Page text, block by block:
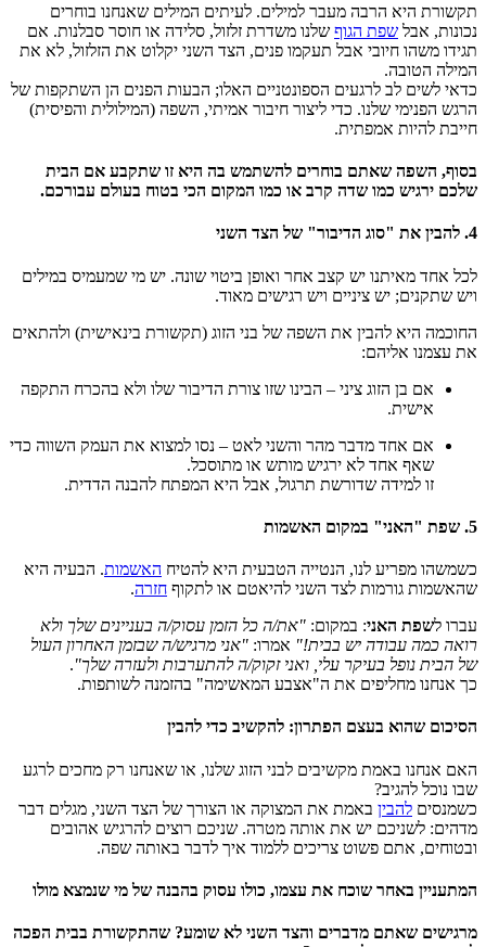
תקשורת היא הרבה מעבר למילים. לעיתים המילים שאנחנו בוחרים
נכונות, אבל שפת הגוף שלנו משדרת זלזול, סלידה או חוסר סבלנות. אם
תגידו משהו חיובי אבל תעקמו פנים, הצד השני יקלוט את הזלזול, לא את
המילה הטובה.
כדאי לשים לב לרגעים הספונטניים האלו; הבעות הפנים הן השתקפות של
הרגש הפנימי שלנו. כדי ליצור חיבור אמיתי, השפה (המילולית והפיסית)
חייבת להיות אמפתית.
בסוף, השפה שאתם בוחרים להשתמש בה היא זו שתקבע אם הבית
שלכם ירגיש כמו שדה קרב או כמו המקום הכי בטוח בעולם עבורכם.
4. להבין את "סוג הדיבור" של הצד השני
לכל אחד מאיתנו יש קצב אחר ואופן ביטוי שונה. יש מי שמעמיס במילים
ויש שתקנים; יש ציניים ויש רגישים מאוד.
החוכמה היא להבין את השפה של בני הזוג (תקשורת בינאישית) ולהתאים
את עצמנו אליהם:
אם בן הזוג ציני – הבינו שזו צורת הדיבור שלו ולא בהכרח התקפה
אישית.
אם אחד מדבר מהר והשני לאט – נסו למצוא את העמק השווה כדי
שאף אחד לא ירגיש מותש או מתוסכל.
זו למידה שדורשת תרגול, אבל היא המפתח להבנה הדדית.
5. שפת "האני" במקום האשמות
כשמשהו מפריע לנו, הנטייה הטבעית היא להטיח האשמות. הבעיה היא
שהאשמות גורמות לצד השני להיאטם או לתקוף חזרה.
עברו לשפת האני: במקום: "את/ה כל הזמן עסוק/ה בעניינים שלך ולא
רואה כמה עבודה יש בבית!" אמרו: "אני מרגיש/ה שבזמן האחרון העול
של הבית נופל בעיקר עלי, ואני זקוק/ה להתערבות ולעזרה שלך".
כך אנחנו מחליפים את ה"אצבע המאשימה" בהזמנה לשותפות.
הסיכום שהוא בעצם הפתרון: להקשיב כדי להבין
האם אנחנו באמת מקשיבים לבני הזוג שלנו, או שאנחנו רק מחכים לרגע
שבו נוכל להגיב?
כשמנסים להבין באמת את המצוקה או הצורך של הצד השני, מגלים דבר
מדהים: לשניכם יש את אותה מטרה. שניכם רוצים להרגיש אהובים
ובטוחים, אתם פשוט צריכים ללמוד איך לדבר באותה שפה.
המתעניין באחר שוכח את עצמו, כולו עסוק בהבנה של מי שנמצא מולו
מרגישים שאתם מדברים והצד השני לא שומע? שהתקשורת בבית הפכה